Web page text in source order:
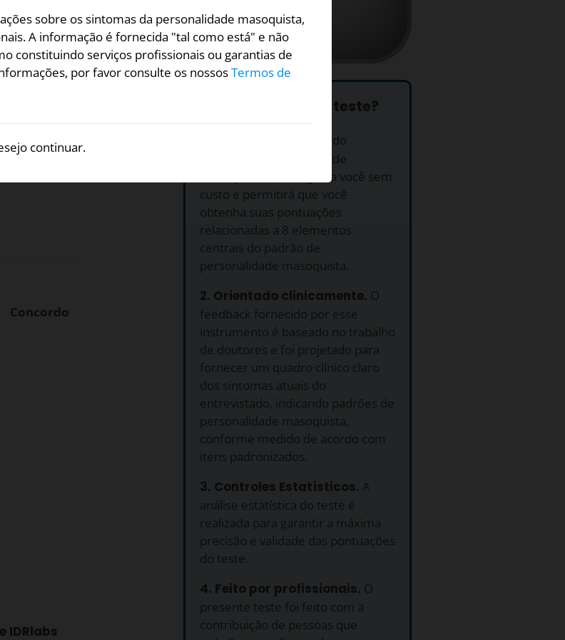
são
para
a você
Para
Concordo
IDRlabs
Por que fazer este teste?
Este Teste do
Espectro da Personalidade
Masoquista é entregue a você sem
custo e permitirá que você
obtenha suas pontuações
relacionadas a 8 elementos
centrais do padrão de
personalidade masoquista.
2. Orientado clinicamente. O
feedback fornecido por esse
instrumento é baseado no trabalho
de doutores e foi projetado para
fornecer um quadro clínico claro
dos sintomas atuais do
entrevistado, indicando padrões de
personalidade masoquista,
conforme medido de acordo com
itens padronizados.
3. Controles Estatísticos. A
análise estatística do teste é
realizada para garantir a máxima
precisão e validade das pontuações
do teste.
4. Feito por profissionais. O
presente teste foi feito com a
contribuição de pessoas que
sobre os sintomas da personalidade masoquista,
A informação é fornecida "tal como está" e não
constituindo serviços profissionais ou garantias de
por favor consulte os nossosTermos de
continuar.